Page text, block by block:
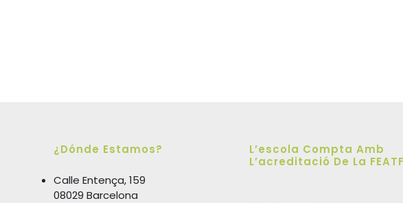
¿Dónde Estamos?
Calle Entença, 159
08029 Barcelona
L’escola Compta Amb
L’acreditació De La